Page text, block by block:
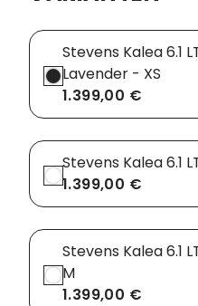
Taschen
Trainingsrollen
Stevens Kalea 6.1
Lavender - XS
1.399,00 €
Stevens Kalea 6.1
1.399,00 €
Stevens Kalea 6.1
M
1.399,00 €